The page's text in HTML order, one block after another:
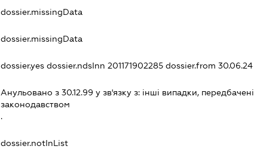
dossier.missingData
dossier.missingData
dossier.yesdossier.ndsInn 201171902285dossier.from 30.06.24
Анульовано з 30.12.99 у зв'язку з: iншi випадки, передбаченi
законодавством
.
dossier.notInList